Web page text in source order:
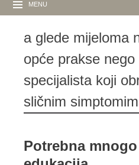
MENU
a glede mijeloma
opće prakse nego
specijalista koji
sličnim
Potrebna